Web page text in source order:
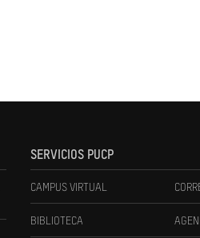
SERVICIOS PUCP
CAMPUS VIRTUAL
BIBLIOTECA